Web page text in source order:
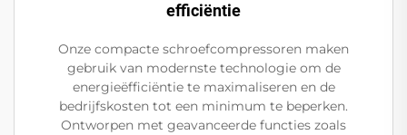
efficiëntie
Onze compacte schroefcompressoren maken
gebruik van modernste technologie om de
energieëfficiëntie te maximaliseren en de
bedrijfskosten tot een minimum te beperken.
Ontworpen met geavanceerde functies zoals